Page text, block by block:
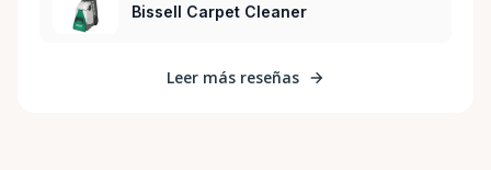
Bissell Carpet Cleaner
Leer más reseñas